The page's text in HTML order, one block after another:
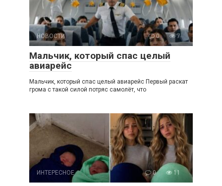
НОВОСТИ 0 7
Мальчик, который спас целый
авиарейс
Мальчик, который спас целый авиарейс Первый раскат
грома с такой силой потряс самолёт, что
ИНТЕРЕСНОЕ 0 11